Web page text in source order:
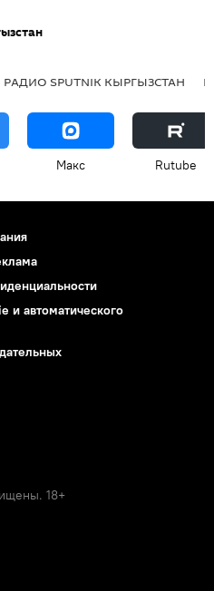
РАДИО SPUTNIK КЫРГЫЗСТАН
Макс Rutube
и автоматического
18+